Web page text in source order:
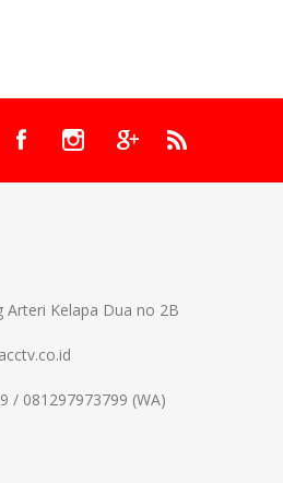
Arteri Kelapa Dua no 2B
/ 081297973799 (WA)